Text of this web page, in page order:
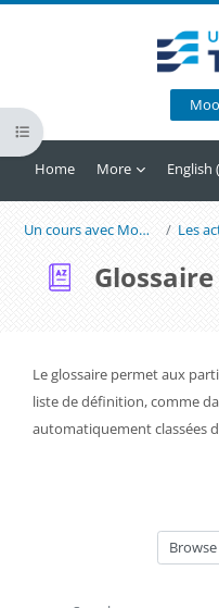
Home More English
Open course index
Un cours avec Moodle - Format Thématique
Le glossaire permet aux
liste de définition, comme
automatiquement classées
Browse